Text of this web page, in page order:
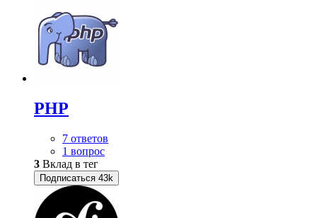
PHP
7 ответов
1 вопрос
3 Вклад в тег
Подписаться 43k